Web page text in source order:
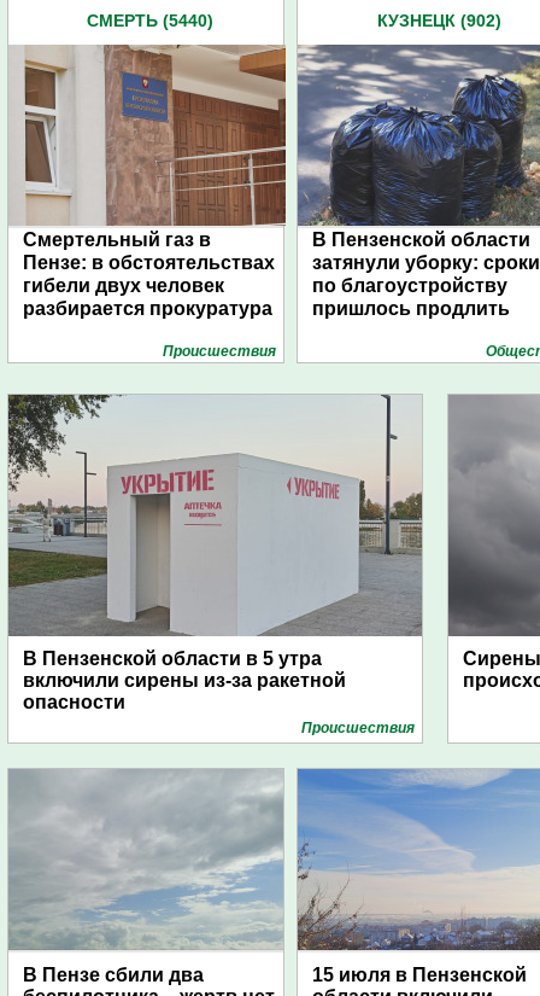
СМЕРТЬ (5440)
Смертельный газ в
Пензе: в обстоятельствах
гибели двух человек
разбирается прокуратура
Проиcшествия
КУЗНЕЦК (902)
В Пензенской области
затянули уборку: сроки
по благоустройству
пришлось продлить
В Пензенской области в 5 утра
включили сирены из-за ракетной
опасности
Проиcшествия
Сирены
В Пензе сбили два
15 июля в Пензенской